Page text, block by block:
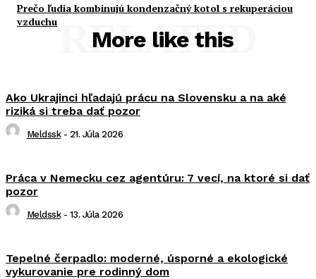
Prečo ľudia kombinujú kondenzačný kotol s rekuperáciou
vzduchu
More like this
RELATED
Ako Ukrajinci hľadajú prácu na Slovensku a na aké
riziká si treba dať pozor
Meldssk - 21. Júla 2026
Práca v Nemecku cez agentúru: 7 vecí, na ktoré si dať
pozor
Meldssk - 13. Júla 2026
Tepelné čerpadlo: moderné, úsporné a ekologické
vykurovanie pre rodinný dom